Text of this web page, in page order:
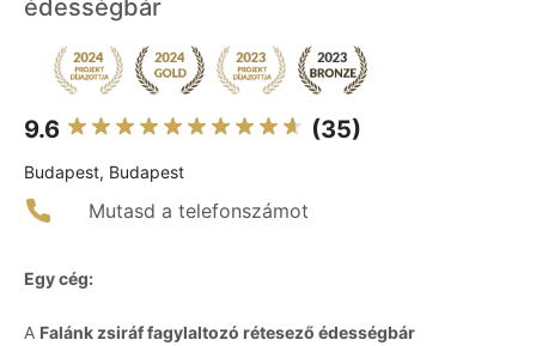
édességbár
9.6 (35)
Budapest, Budapest
Mutasd a telefonszámot
Egy cég:
A Falánk zsiráf fagylaltozó rétesező édességbár